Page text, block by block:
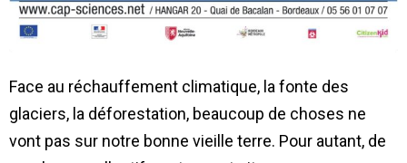
Face au réchauffement climatique, la fonte des
glaciers, la déforestation, beaucoup de choses ne
vont pas sur notre bonne vieille terre. Pour autant, de